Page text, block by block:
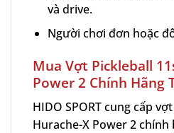
và drive.
Người chơi đơn hoặc
Mua Vợt Pickleball
Power 2 Chính Hãng
HIDO SPORT cung cấp
Hurache-X Power 2 chính